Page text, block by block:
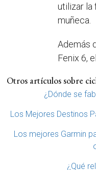
utilizar la
muñeca.
Además
Fenix 6,
Otros artículos sobre
¿Dónde se
Los Mejores Destinos
Los mejores Garmin
¿Qué